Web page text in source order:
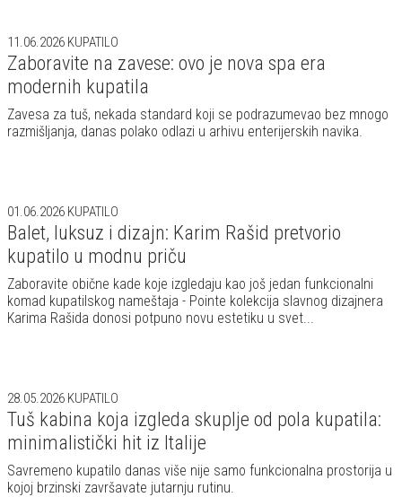
11.06.2026 KUPATILO
Zaboravite na zavese: ovo je nova spa era
modernih kupatila
Zavesa za tuš, nekada standard koji se podrazumevao bez mnogo
razmišljanja, danas polako odlazi u arhivu enterijerskih navika.
01.06.2026 KUPATILO
Balet, luksuz i dizajn: Karim Rašid pretvorio
kupatilo u modnu priču
Zaboravite obične kade koje izgledaju kao još jedan funkcionalni
komad kupatilskog nameštaja - Pointe kolekcija slavnog dizajnera
Karima Rašida donosi potpuno novu estetiku u svet...
28.05.2026 KUPATILO
Tuš kabina koja izgleda skuplje od pola kupatila:
minimalistički hit iz Italije
Savremeno kupatilo danas više nije samo funkcionalna prostorija u
kojoj brzinski završavate jutarnju rutinu.